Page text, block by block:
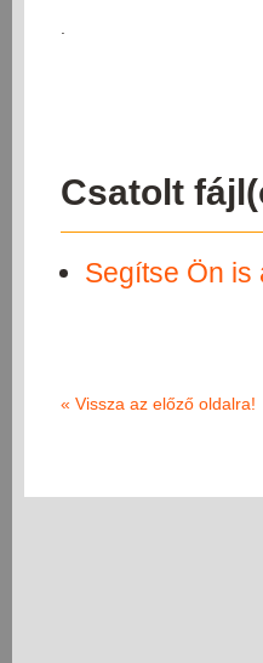
Csatolt
Segítse Ön is
« Vissza az előző oldalra!